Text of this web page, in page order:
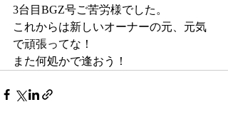
3台目BGZ号ご苦労様でした。
これからは新しいオーナーの元、元気
で頑張ってな！
また何処かで逢おう！